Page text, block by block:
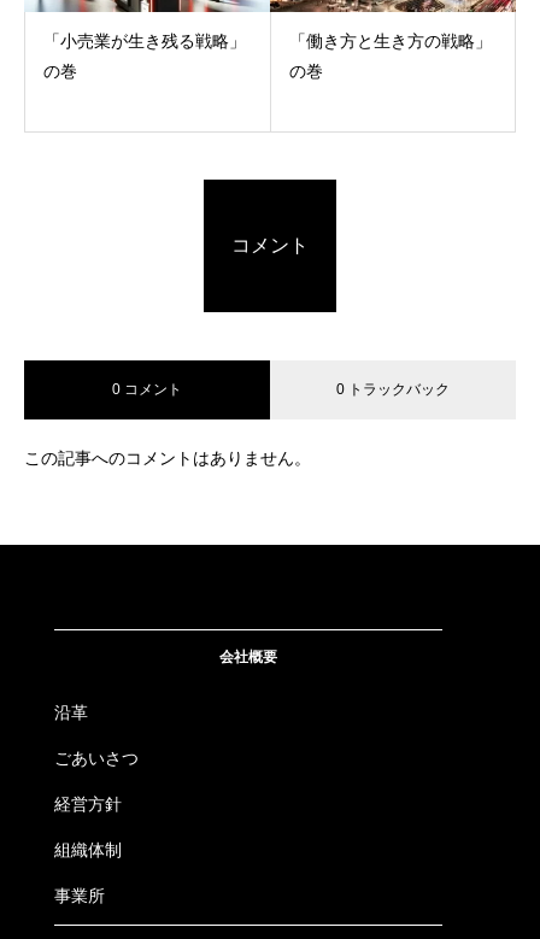
「小売業が生き残る戦略」
の巻
「働き方と生き方の戦略」
の巻
コメント
0 コメント 0 トラックバック
この記事へのコメントはありません。
会社概要
沿革
ごあいさつ
経営方針
組織体制
事業所